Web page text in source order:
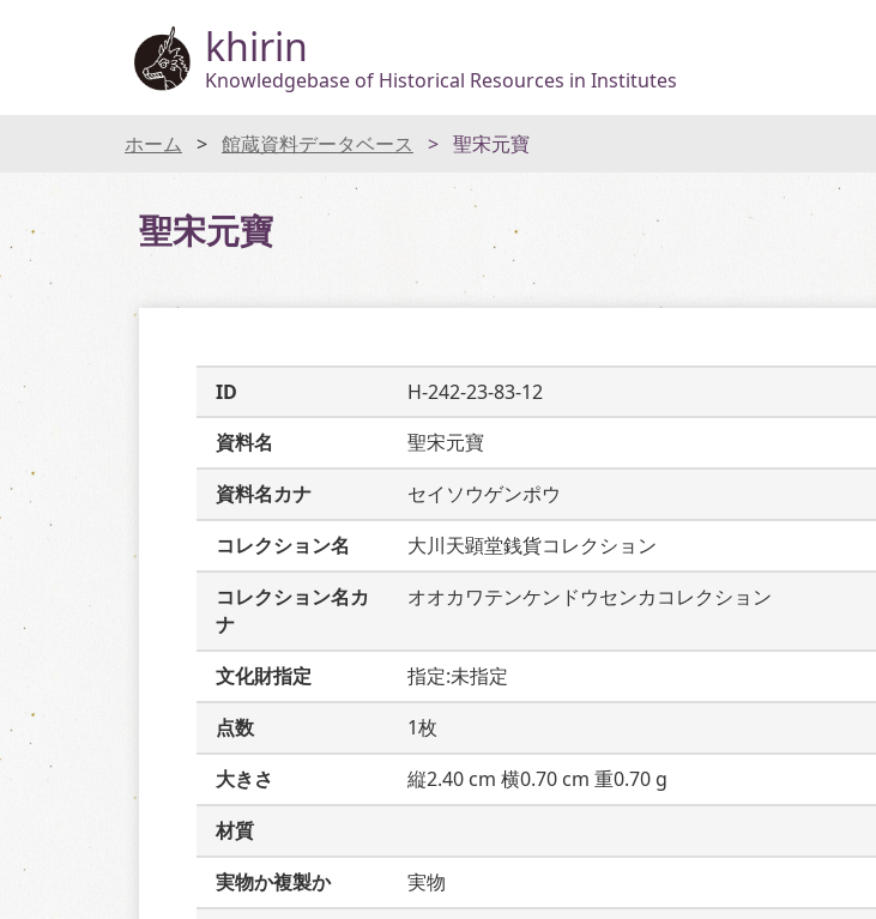
khirin
Knowledgebase of Historical Resources in Institutes
ホーム 館蔵資料データベース 聖宋元寶
聖宋元寶
ID
H-242-23-83-12
資料名
聖宋元寶
資料名カナ
セイソウゲンポウ
コレクション名
大川天顕堂銭貨コレクション
コレクション名カ
ナ
オオカワテンケンドウセンカコレクション
文化財指定
指定:未指定
点数
1枚
大きさ
縦2.40 cm 横0.70 cm 重0.70 g
材質
実物か複製か
実物